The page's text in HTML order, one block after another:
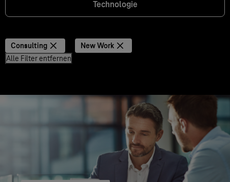
Technologie
Consulting
New Work
Alle Filter entfernen